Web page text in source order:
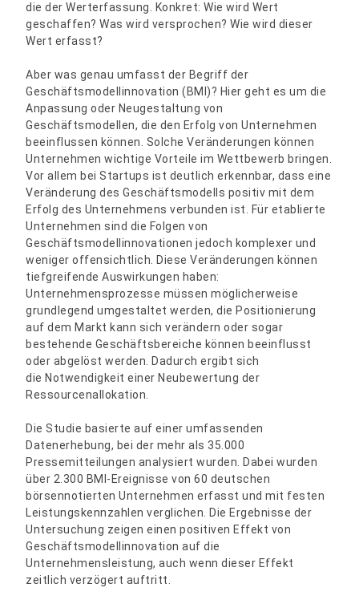
die der Werterfassung. Konkret: Wie wird Wert
geschaffen? Was wird versprochen? Wie wird dieser
Wert erfasst?
Aber was genau umfasst der Begriff der
Geschäftsmodellinnovation (BMI)? Hier geht es um die
Anpassung oder Neugestaltung von
Geschäftsmodellen, die den Erfolg von Unternehmen
beeinflussen können. Solche Veränderungen können
Unternehmen wichtige Vorteile im Wettbewerb bringen.
Vor allem bei Startups ist deutlich erkennbar, dass eine
Veränderung des Geschäftsmodells positiv mit dem
Erfolg des Unternehmens verbunden ist. Für etablierte
Unternehmen sind die Folgen von
Geschäftsmodellinnovationen jedoch komplexer und
weniger offensichtlich. Diese Veränderungen können
tiefgreifende Auswirkungen haben:
Unternehmensprozesse müssen möglicherweise
grundlegend umgestaltet werden, die Positionierung
auf dem Markt kann sich verändern oder sogar
bestehende Geschäftsbereiche können beeinflusst
oder abgelöst werden. Dadurch ergibt sich
die Notwendigkeit einer Neubewertung der
Ressourcenallokation.
Die Studie basierte auf einer umfassenden
Datenerhebung, bei der mehr als 35.000
Pressemitteilungen analysiert wurden. Dabei wurden
über 2.300 BMI-Ereignisse von 60 deutschen
börsennotierten Unternehmen erfasst und mit festen
Leistungskennzahlen verglichen. Die Ergebnisse der
Untersuchung zeigen einen positiven Effekt von
Geschäftsmodellinnovation auf die
Unternehmensleistung, auch wenn dieser Effekt
zeitlich verzögert auftritt.